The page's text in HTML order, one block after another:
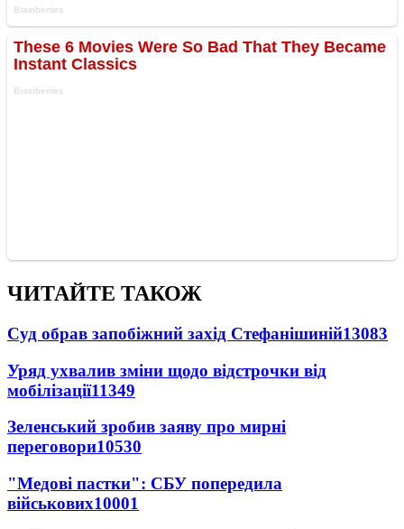
ЧИТАЙТЕ ТАКОЖ
Суд обрав запобіжний захід Стефанішиній13083
Уряд ухвалив зміни щодо відстрочки від
мобілізації11349
Зеленський зробив заяву про мирні
переговори10530
"Медові пастки": СБУ попередила
військових10001